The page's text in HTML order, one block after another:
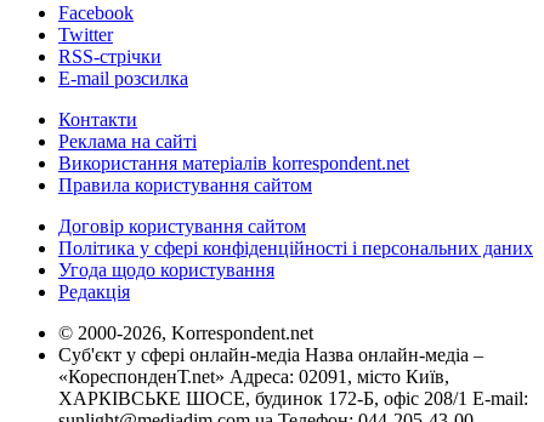
Facebook
Twitter
RSS-стрічки
E-mail розсилка
Контакти
Реклама на сайті
Використання матеріалів korrespondent.net
Правила користування сайтом
Договір користування сайтом
Політика у сфері конфіденційності і персональних даних
Угода щодо користування
Редакція
© 2000-2026, Korrespondent.net
Суб'єкт у сфері онлайн-медіа Назва онлайн-медіа –
«КореспонденТ.net» Адреса: 02091, місто Київ,
ХАРКІВСЬКЕ ШОСЕ, будинок 172-Б, офіс 208/1 E-mail: